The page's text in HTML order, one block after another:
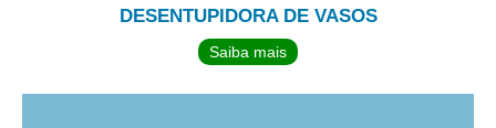
DESENTUPIDORA DE VASOS
Saiba mais